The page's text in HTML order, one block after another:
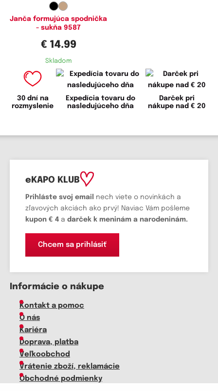
Janča formujúca spodnička
- sukňa 9587
€ 14.99
Skladom
30 dní na
rozmyslenie
Expedícia tovaru do
nasledujúceho dňa
Darček pri
nákupe nad € 20
eKAPO KLUB
Prihláste svoj email
nech viete o novinkách a
zľavových akciách ako prvý! Naviac Vám pošleme
kupon € 4 a darček k meninám a narodeninám.
Chcem sa prihlásiť
Informácie o nákupe
Kontakt a pomoc
O nás
Kariéra
Doprava, platba
Veľkoobchod
Vrátenie zboží, reklamácie
Obchodné podmienky